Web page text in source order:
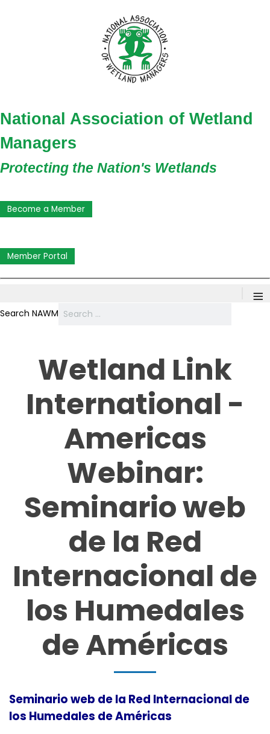
National Association of Wetland
Managers
Protecting the Nation's Wetlands
Become a Member
Member Portal
≡
Search NAWM
Wetland Link
International -
Americas
Webinar:
Seminario web
de la Red
Internacional de
los Humedales
de Américas
Seminario web de la Red Internacional de
los Humedales de Américas